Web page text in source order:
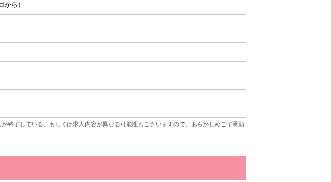
ら）
終了している、もしくは求人内容が異なる可能性もございますので、あらかじめご了承願